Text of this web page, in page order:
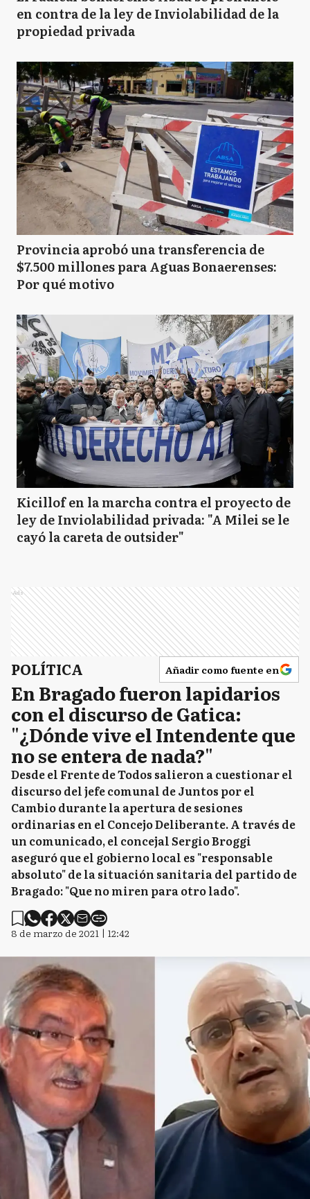
en contra de la ley de Inviolabilidad de la
propiedad privada
Provincia aprobó una transferencia de
$7.500 millones para Aguas Bonaerenses:
Por qué motivo
Kicillof en la marcha contra el proyecto de
ley de Inviolabilidad privada: "A Milei se le
cayó la careta de outsider"
Ads
POLÍTICA Añadir como fuente en
En Bragado fueron lapidarios
con el discurso de Gatica:
"¿Dónde vive el Intendente que
no se entera de nada?"
Desde el Frente de Todos salieron a cuestionar el
discurso del jefe comunal de Juntos por el
Cambio durante la apertura de sesiones
ordinarias en el Concejo Deliberante. A través de
un comunicado, el concejal Sergio Broggi
aseguró que el gobierno local es "responsable
absoluto" de la situación sanitaria del partido de
Bragado: "Que no miren para otro lado".
8 de marzo de 2021 | 12:42